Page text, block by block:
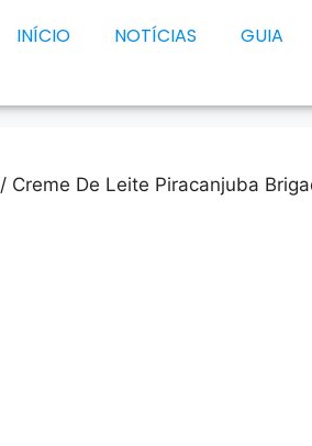
INÍCIO NOTÍCIAS GUIA
/ Creme De Leite Piracanjuba